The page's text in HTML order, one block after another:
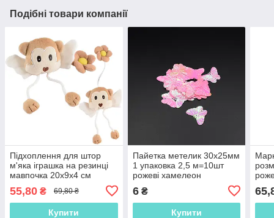
Подібні товари компанії
Підхоплення для штор
м'яка іграшка на резинці
мавпочка 20х9х4 см
55,80 ₴ 69,80 ₴
Купити
Пайетка метелик 30х25мм
1 упаковка 2,5 м=10шт
рожеві хамелеон
6₴
Купити